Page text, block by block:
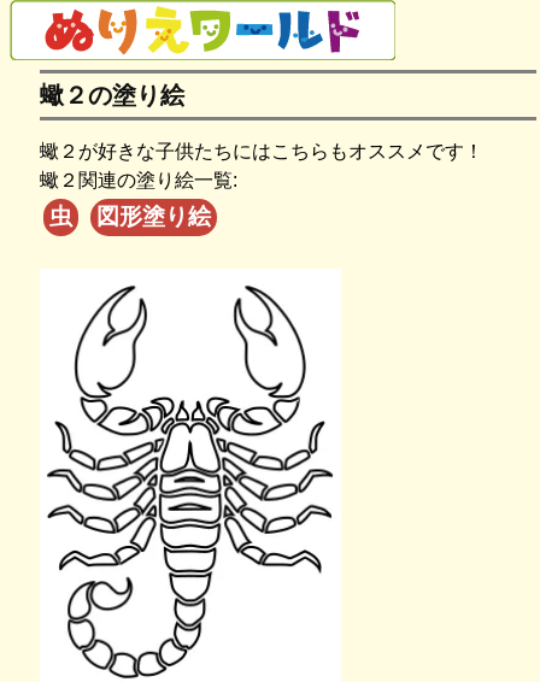
蠍２の塗り絵
蠍２が好きな子供たちにはこちらもオススメです！
蠍２関連の塗り絵一覧:
虫 図形塗り絵